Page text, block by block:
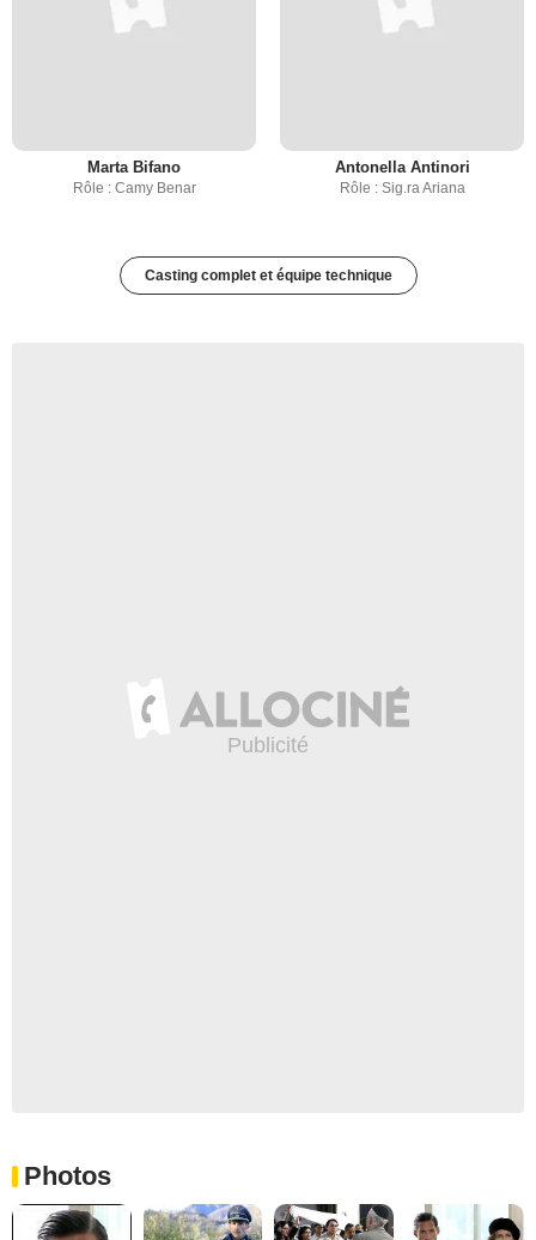
Marta Bifano
Rôle : Camy Benar
Antonella Antinori
Rôle : Sig.ra Ariana
Casting complet et équipe technique
Photos